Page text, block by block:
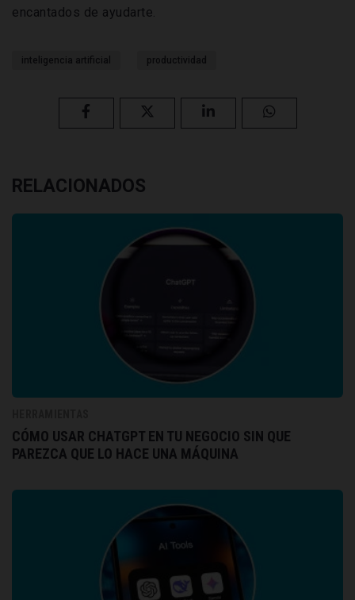
encantados de ayudarte.
inteligencia artificial productividad
RELACIONADOS
CÓMO USAR CHATGPT EN TU NEGOCIO SIN QUE
PAREZCA QUE LO HACE UNA MÁQUINA